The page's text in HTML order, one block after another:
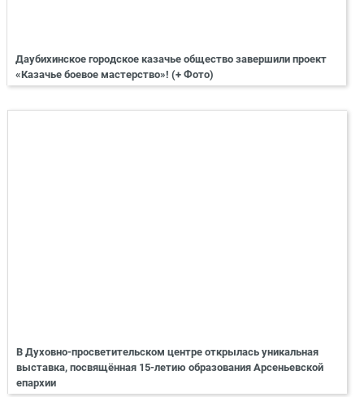
Даубихинское городское казачье общество завершили проект
«Казачье боевое мастерство»! (+ Фото)
В Духовно-просветительском центре открылась уникальная
выставка, посвящённая 15-летию образования Арсеньевской
епархии